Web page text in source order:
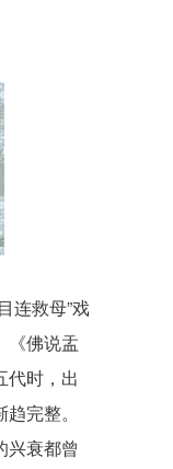
目连救母”戏
《佛说盂
代时，出
完整。
兴衰都曾